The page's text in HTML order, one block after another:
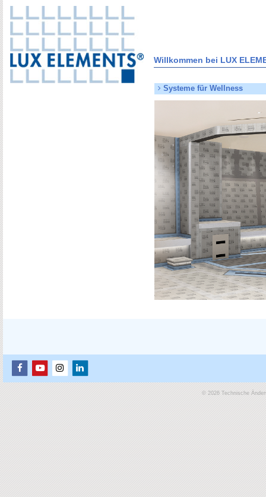
Willkommen bei LUX
Systeme für Wellness
© 2026 Technische